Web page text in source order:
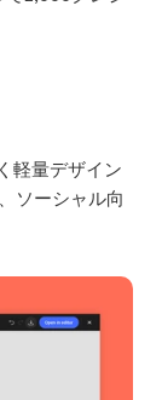
軽量デザイン
ソーシャル向